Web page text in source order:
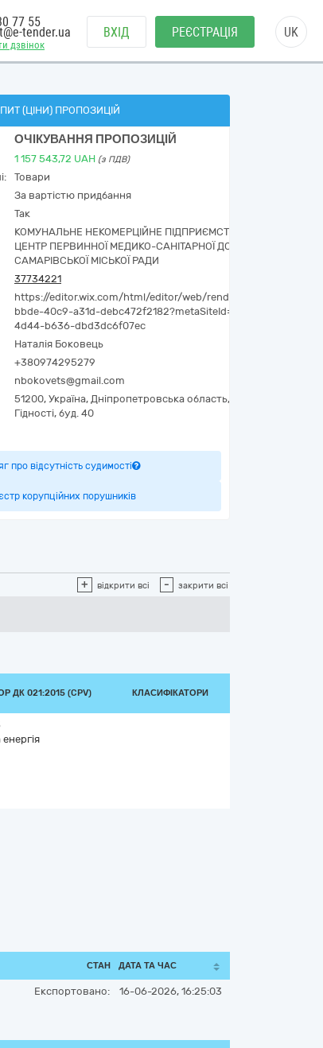
дзвінок
77 55
tender.ua ВХІД РЕЄСТРАЦІЯ UK
(ЦІНИ) ПРОПОЗИЦІЙ
ОЧІКУВАННЯ ПРОПОЗИЦІЙ
1 157 543,72 UAH (з ПДВ)
Товари
За вартістю придбання
Так
КОМУНАЛЬНЕ НЕКОМЕРЦІЙНЕ ПІДПРИЄМСТВО «МІСЬКИЙ
ЦЕНТР ПЕРВИННОЇ МЕДИКО-САНІТАРНОЇ ДОПОМОГИ»
САМАРІВСЬКОЇ МІСЬКОЇ РАДИ
37734221
https://editor.wix.com/html/editor/web/renderer/edit/
bbde-40c9-a31d-debc472f2182?metaSiteId=04efa978-5f19-
4d44-b636-dbd3dc6f07ec
Наталія Боковець
+380974295279
nbokovets@gmail.com
51200, Україна, Дніпропетровська область,
Гідності, буд. 40
про відсутність судимості
корупційних порушників
+ відкрити всі - закрити всі
ДК 021:2015 (CPV) КЛАСИФІКАТОРИ
СТАН ДАТА ТА ЧАС
Експортовано: 16-06-2026, 16:25:03